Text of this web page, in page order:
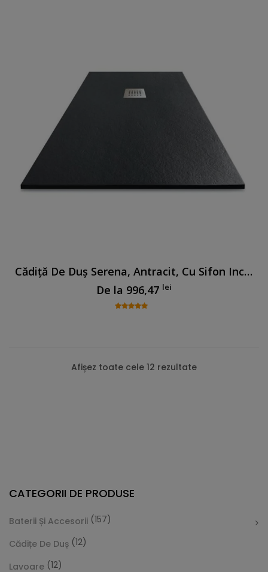
Cădiță De Duș Serena, Antracit, Cu Sifon Inclus
De la 996,47 lei
Afișez toate cele 12 rezultate
CATEGORII DE PRODUSE
Baterii Și Accesorii (157)
Cădițe De Duș (12)
Lavoare (12)